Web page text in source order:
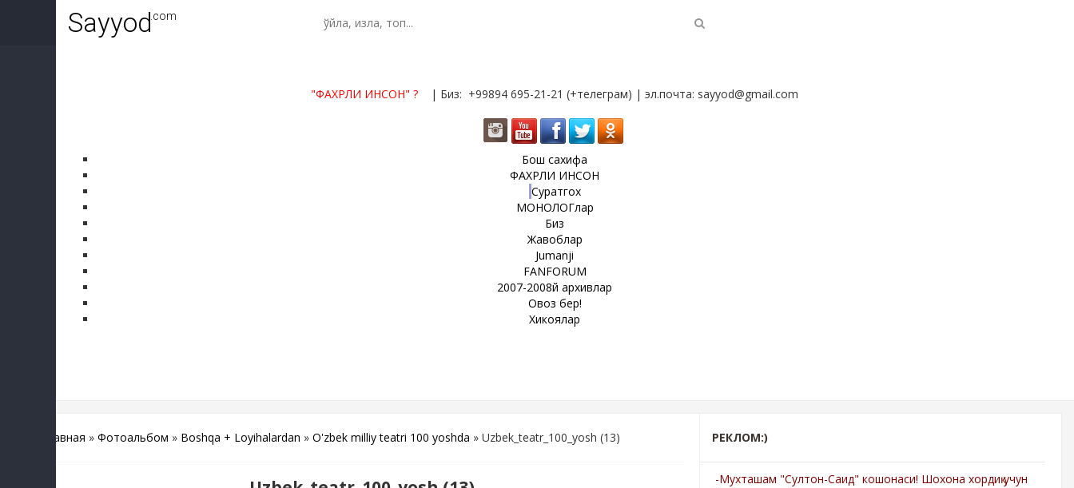
Sayyod.com
"ФАХРЛИ ИНСОН"? | Биз: +99894 695-21-21 (+телеграм) | эл.почта: sayyod@gmail.com
Бош сахифа
ФАХРЛИ ИНСОН
Суратгох
МОНОЛОГлар
Биз
Жавоблар
Jumanji
FANFORUM
2007-2008й архивлар
Овоз бер!
Хикоялар
Главная » Фотоальбом » Boshqa + Loyihalardan » O'zbek milliy teatri 100 yoshda » Uzbek_teatr_100_yosh (13) РЕКЛОМ:)
-Мухташам "Султон-Саид" кошонаси! Шохона хордиқ учун